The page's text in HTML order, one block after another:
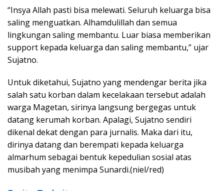
“Insya Allah pasti bisa melewati. Seluruh keluarga bisa
saling menguatkan. Alhamdulillah dan semua
lingkungan saling membantu. Luar biasa memberikan
support kepada keluarga dan saling membantu,” ujar
Sujatno.
Untuk diketahui, Sujatno yang mendengar berita jika
salah satu korban dalam kecelakaan tersebut adalah
warga Magetan, sirinya langsung bergegas untuk
datang kerumah korban. Apalagi, Sujatno sendiri
dikenal dekat dengan para jurnalis. Maka dari itu,
dirinya datang dan berempati kepada keluarga
almarhum sebagai bentuk kepedulian sosial atas
musibah yang menimpa Sunardi.(niel/red)